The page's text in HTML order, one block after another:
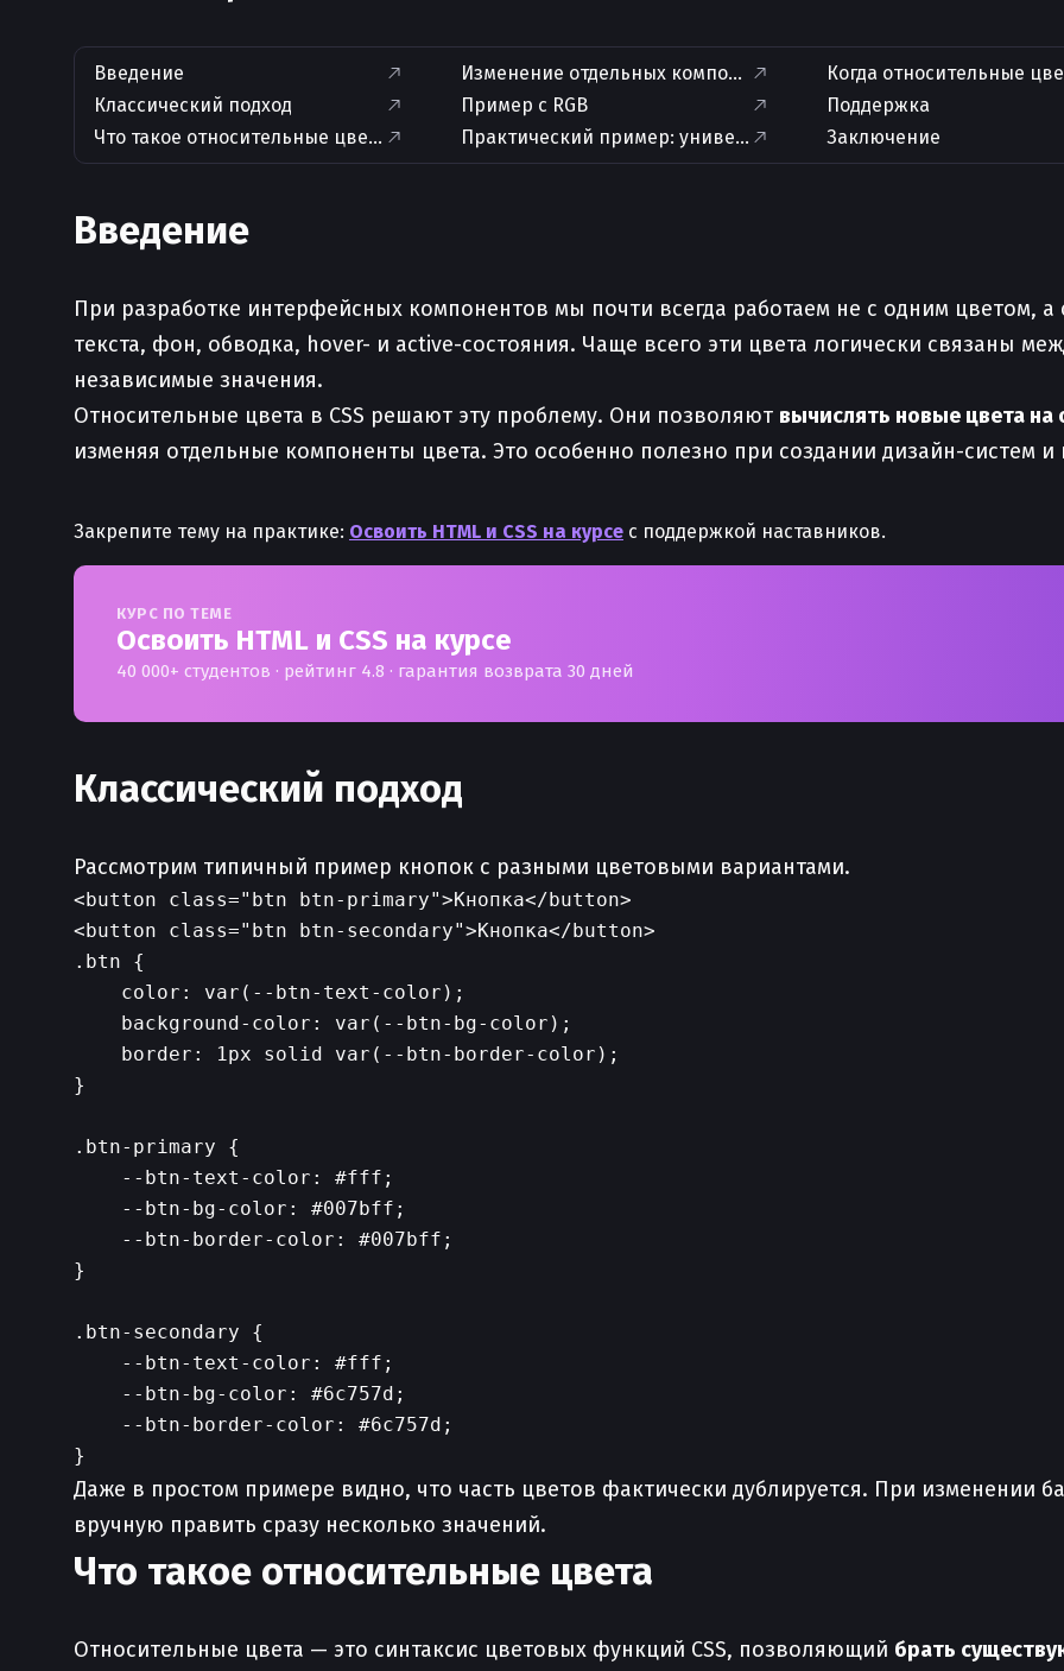
Введение
Классический подход
Что такое относительные цвета
Изменение отдельных компонентов цвета
Пример с RGB
Практический пример: универсальная кнопка
Когда относительные
Поддержка
Заключение
Введение
При разработке интерфейсных компонентов мы почти всегда работаем не с одним цветом,
текста, фон, обводка, hover- и active-состояния. Чаще всего эти цвета логически связаны
независимые значения.
Относительные цвета в CSS решают эту проблему. Они позволяют вычислять новые цвета
изменяя отдельные компоненты цвета. Это особенно полезно при создании дизайн-систем
Закрепите тему на практике: Освоить HTML и CSS на курсе с поддержкой наставников.
КУРС ПО ТЕМЕ
Освоить HTML и CSS на курсе
40 000+ студентов · рейтинг 4.8 · гарантия возврата 30 дней
Классический подход
Рассмотрим типичный пример кнопок с разными цветовыми вариантами.
<button class="btn btn-primary">Кнопка</button>
.btn {
    color: var(--btn-text-color);
    background-color: var(--btn-bg-color);
    border: 1px solid var(--btn-border-color);
}
.btn-primary {
    --btn-text-color: #fff;
    --btn-bg-color: #007bff;
    --btn-border-color: #007bff;
}
.btn-secondary {
    --btn-text-color: #fff;
    --btn-bg-color: #6c757d;
    --btn-border-color: #6c757d;
Даже в простом примере видно, что часть цветов фактически дублируется. При изменении
вручную править сразу несколько значений.
Что такое относительные цвета
Относительные цвета — это синтаксис цветовых функций CSS, позволяющий брать